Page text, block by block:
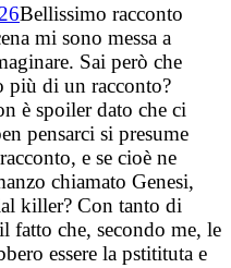
Bellissimo racconto
mi sono messa a
Sai però che
più di un racconto?
è spoiler dato che ci
pensarci si presume
e se cioè ne
chiamato Genesi,
killer? Con tanto di
che, secondo me, le
essere la pstitituta e